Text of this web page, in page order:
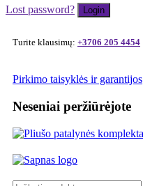
Lost password?
Turite klausimų: +3706 205 4454
Pirkimo taisyklės ir garantijos
Neseniai peržiūrėjote